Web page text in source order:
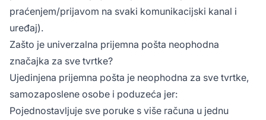
praćenjem/prijavom na svaki komunikacijski kanal i
uređaj).
Zašto je univerzalna prijemna pošta neophodna
značajka za sve tvrtke?
Ujedinjena prijemna pošta je neophodna za sve tvrtke,
samozaposlene osobe i poduzeća jer:
Pojednostavljuje sve poruke s više računa u jednu